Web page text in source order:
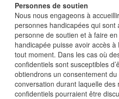
Personnes de soutien
Nous nous engageons à
personnes handicapées qui sont
personne de soutien et à faire
handicapée puisse avoir accès
tout moment. Dans les cas où
confidentiels sont susceptibles
obtiendrons un consentement
conversation durant laquelle des
confidentiels pourraient être